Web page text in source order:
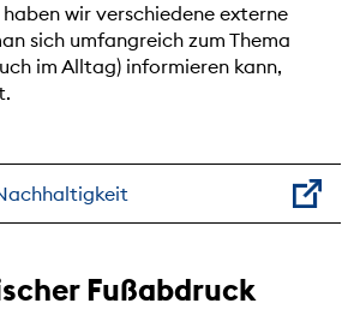
wir verschiedene externe
sich umfangreich zum Thema
im Alltag) informieren kann,
Fußabdruck